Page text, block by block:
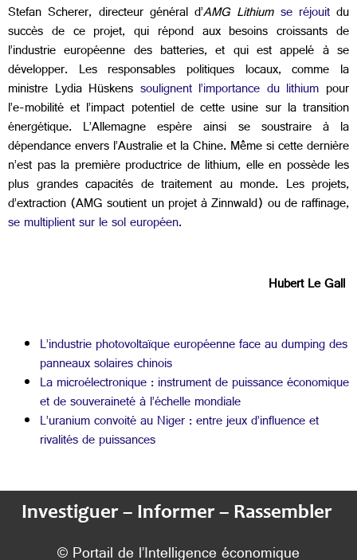
Stefan Scherer, directeur général d’AMG Lithium se réjouitdu
succès de ce projet, qui répond aux besoins croissants de
l’industrie européenne des batteries, et qui est appelé à se
développer. Les responsables politiques locaux, comme la
ministre Lydia Hüskens soulignent l’importance du lithium pour
l’e-mobilité et l’impact potentiel de cette usine sur la transition
énergétique. L’Allemagne espère ainsi se soustraire à la
dépendance envers l’Australie et la Chine. Même si cette dernière
n’est pas la première productrice de lithium, elle en possède les
plus grandes capacités de traitement au monde. Les projets,
d’extraction (AMG soutient un projet à Zinnwald) ou de raffinage,
se multiplient sur le sol européen.
Hubert Le Gall
L’industrie photovoltaïque européenne face au dumping des
panneaux solaires chinois
La microélectronique : instrument de puissance économique
et de souveraineté à l’échelle mondiale
L’uranium convoité au Niger : entre jeux d’influence et
rivalités de puissances
Investiguer – Informer – Rassembler